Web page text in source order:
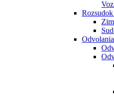
Odvolania